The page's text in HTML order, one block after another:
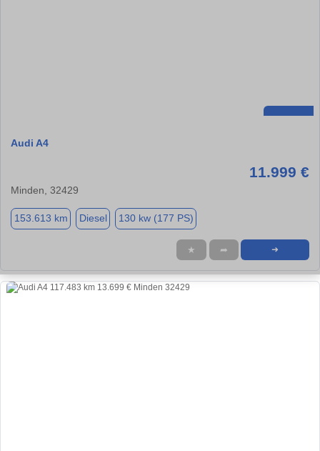
Audi A4
11.999 €
Minden, 32429
153.613 km Diesel 130 kw (177 PS)
★ ➦ ➜